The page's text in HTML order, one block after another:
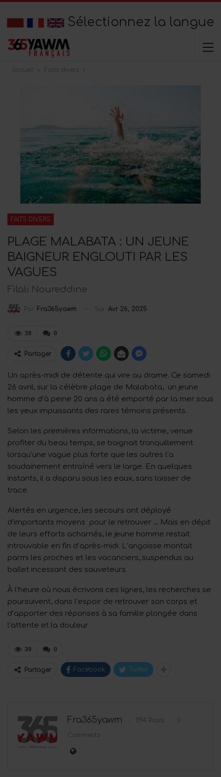
Sélectionnez la langue
Accueil Faits divers
FAITS DIVERS
PLAGE MALABATA : UN JEUNE
BAIGNEUR ENGLOUTI PAR LES
VAGUES
Filali Noureddine
Par Fra365yawm Sur Avr 26, 2025
0
39
Partager
Un après-midi de détente qui vire au drame. Ce samedi
26 avril, sur la célèbre plage de Malabata, un jeune
homme d’à peine 20 ans a été emporté par la mer sous
les yeux impuissants des rares témoins présents.
Selon les premières informations, la victime, venue
profiter du beau temps, se baignait tranquillement
lorsqu’une vague plus forte que les autres l’a
soudainement entraîné vers le large. En quelques
instants, il a disparu sous les eaux, sans laisser de
trace.
Alertés en urgence, les secours ont déployé
d’importants moyens pour le retrouver … Mais en dépit
de leurs efforts acharnés, le jeune homme restait
introuvable en fin d’après-midi. L’angoisse montait
parmi les proches et les vacanciers, suspendus au
ballet incessant des sauveteurs.
À l’heure où nous écrivons ces lignes, les recherches se
poursuivent, dans l’espoir de retrouver son corps et
d’apporter des réponses à sa famille plongée dans
l’attente et la douleur
0
39
Partager Facebook Twitter
Fra365yawm 1194 Posts 0
Comments